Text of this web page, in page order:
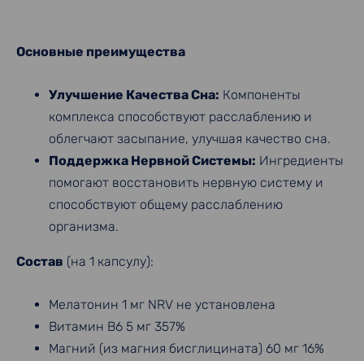
Основные преимущества
Улучшение Качества Сна: Компоненты
комплекса способствуют расслаблению и
облегчают засыпание, улучшая качество сна.
Поддержка Нервной Системы: Ингредиенты
помогают восстановить нервную систему и
способствуют общему расслаблению
организма.
Состав (на 1 капсулу):
Мелатонин 1 мг NRV не установлена
Витамин B6 5 мг 357%
Магний (из магния бисглицината) 60 мг 16%